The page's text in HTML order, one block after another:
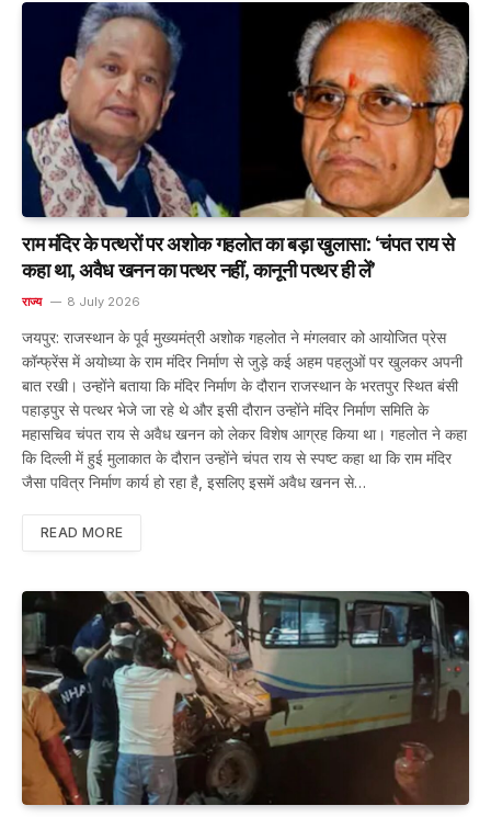
राम मंदिर के पत्थरों पर अशोक गहलोत का बड़ा खुलासा: ‘चंपत राय से
कहा था, अवैध खनन का पत्थर नहीं, कानूनी पत्थर ही लें’
राज्य 8 July 2026
जयपुर: राजस्थान के पूर्व मुख्यमंत्री अशोक गहलोत ने मंगलवार को आयोजित प्रेस
कॉन्फ्रेंस में अयोध्या के राम मंदिर निर्माण से जुड़े कई अहम पहलुओं पर खुलकर अपनी
बात रखी। उन्होंने बताया कि मंदिर निर्माण के दौरान राजस्थान के भरतपुर स्थित बंसी
पहाड़पुर से पत्थर भेजे जा रहे थे और इसी दौरान उन्होंने मंदिर निर्माण समिति के
महासचिव चंपत राय से अवैध खनन को लेकर विशेष आग्रह किया था। गहलोत ने कहा
कि दिल्ली में हुई मुलाकात के दौरान उन्होंने चंपत राय से स्पष्ट कहा था कि राम मंदिर
जैसा पवित्र निर्माण कार्य हो रहा है, इसलिए इसमें अवैध खनन से…
READ MORE